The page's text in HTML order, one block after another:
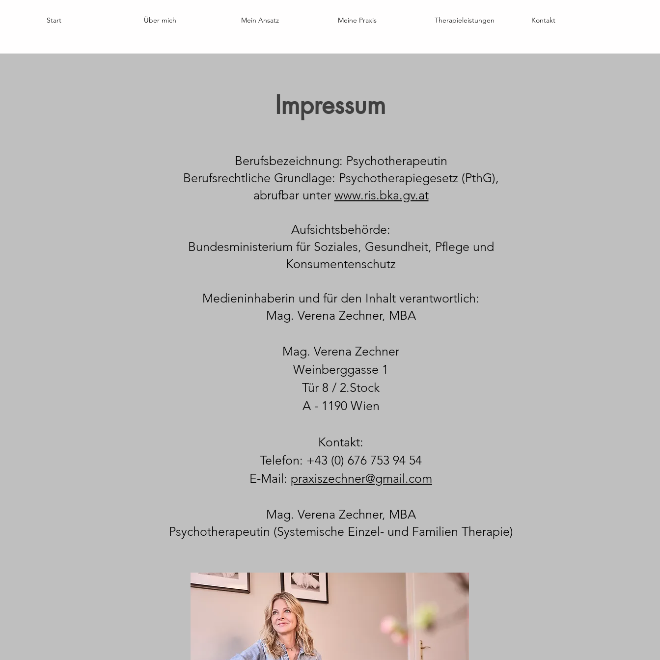
Start Über mich Mein Ansatz Meine Praxis Therapieleistungen Kontakt
Impressum
Berufsbezeichnung: Psychotherapeutin
Berufsrechtliche Grundlage: Psychotherapiegesetz (PthG),
abrufbar unter www.ris.bka.gv.at
Aufsichtsbehörde:
Bundesministerium für Soziales, Gesundheit, Pflege und
Konsumentenschutz
Medieninhaberin und für den Inhalt verantwortlich:
Mag. Verena Zechner, MBA
Mag. Verena Zechner
Weinberggasse 1
Tür 8 / 2.Stock
A - 1190 Wien
Kontakt:
Telefon: +43 (0) 676 753 94 54
E-Mail: praxiszechner@gmail.com
Mag. Verena Zechner, MBA
Psychotherapeutin (Systemische Einzel- und Familien Therapie)